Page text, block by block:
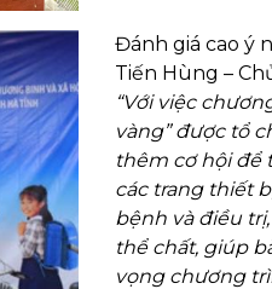
Đánh giá cao ý
Tiến Hùng –
“Với việc
vàng” được tổ
thêm cơ hội để
các trang thiết
bệnh và điều
thể chất, giúp
vọng chương